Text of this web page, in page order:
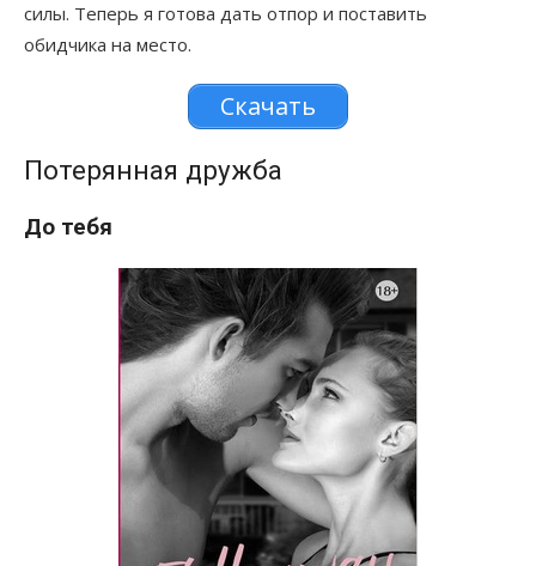
силы. Теперь я готова дать отпор и поставить
обидчика на место.
Скачать
Потерянная дружба
До тебя